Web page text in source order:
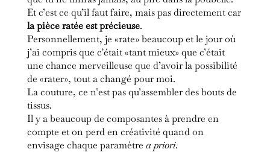
Et c’est ce qu’il faut faire, mais pas directement car
la pièce ratée est précieuse.
Personnellement, je «rate» beaucoup et le jour où
j’ai compris que c’était «tant mieux» que c’était
une chance merveilleuse que d’avoir la possibilité
de «rater», tout a changé pour moi.
La couture, ce n’est pas qu’assembler des bouts de
tissus.
Il y a beaucoup de composantes à prendre en
compte et on perd en créativité quand on
envisage chaque paramètre a priori.